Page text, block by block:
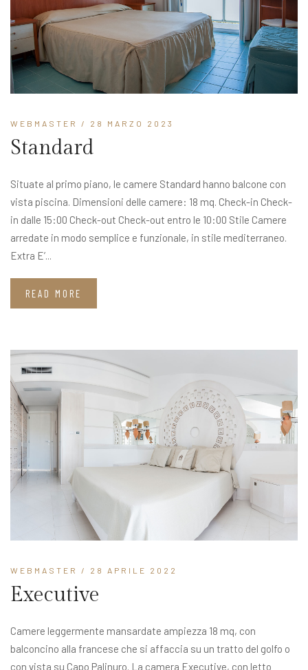
WEBMASTER / 28 MARZO 2023
Standard
Situate al primo piano, le camere Standard hanno balcone con
vista piscina. Dimensioni delle camere: 18 mq. Check-in Check-
in dalle 15:00 Check-out Check-out entro le 10:00 Stile Camere
arredate in modo semplice e funzionale, in stile mediterraneo.
Extra E’...
READ MORE
WEBMASTER / 28 APRILE 2022
Executive
Camere leggermente mansardate ampiezza 18 mq, con
balconcino alla francese che si affaccia su un tratto del golfo o
con vista su Capo Palinuro. La camera Executive, con letto